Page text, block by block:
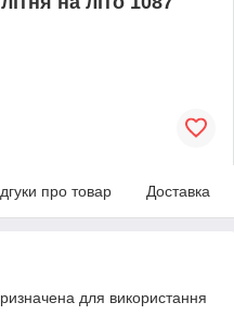
про товар Доставка
для використання